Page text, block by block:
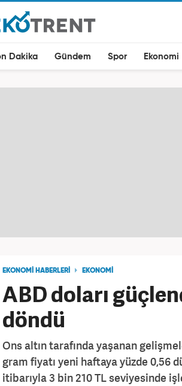
Dakika Gündem Spor Ekonomi
EKONOMİ HABERLERİ EKONOMİ
ABD doları
döndü
Ons altın tarafında yaşanan
gram fiyatı yeni haftaya yüzde 0,56
itibarıyla 3 bin 210 TL seviyesinde